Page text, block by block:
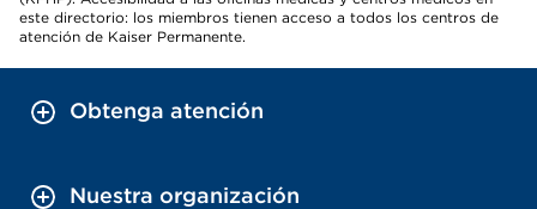
este directorio: los miembros tienen acceso a todos los centros de
atención de Kaiser Permanente.
Obtenga atención
Nuestra organización